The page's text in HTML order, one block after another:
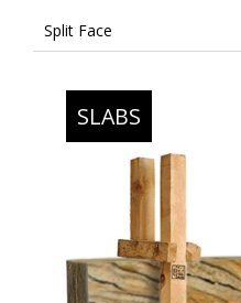
Split Face
SLABS